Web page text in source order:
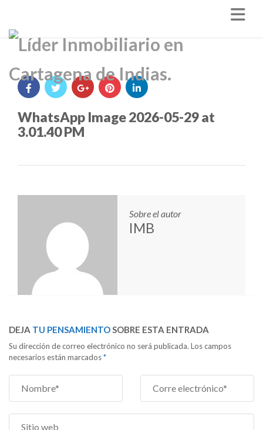
WhatsApp Image 2026-05-29 at
3.01.40 PM
Sobre el autor
IMB
DEJA TU PENSAMIENTOSOBRE ESTA ENTRADA
Su dirección de correo electrónico no será publicada. Los campos
necesarios están marcados*